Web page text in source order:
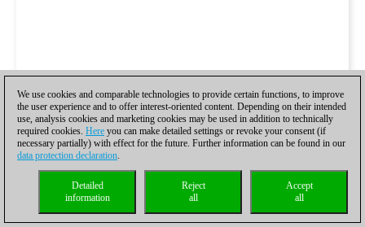
We use cookies and comparable technologies to provide certain functions, to improve
the user experience and to offer interest-oriented content. Depending on their intended
use, analysis cookies and marketing cookies may be used in addition to technically
required cookies. Here you can make detailed settings or revoke your consent (if
necessary partially) with effect for the future. Further information can be found in our
data protection declaration.
Accept
all
Reject
all
Detailed
information